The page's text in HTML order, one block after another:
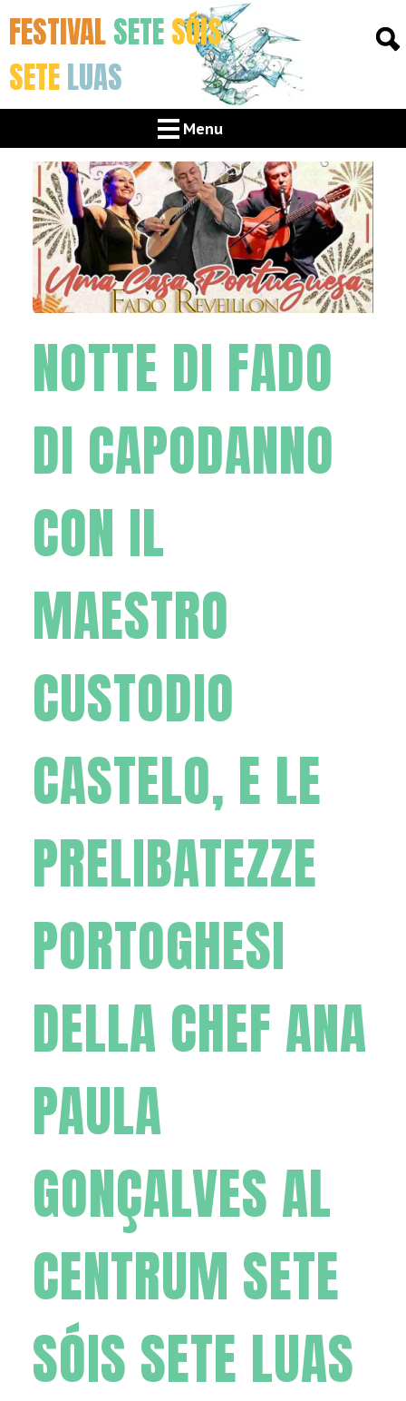
FESTIVALSETESÓIS
SETELUAS
Menu
NOTTE DI FADO
DI CAPODANNO
CON IL
MAESTRO
CUSTODIO
CASTELO, E LE
PRELIBATEZZE
PORTOGHESI
DELLA CHEF ANA
PAULA
GONÇALVES AL
CENTRUM SETE
SÓIS SETE LUAS